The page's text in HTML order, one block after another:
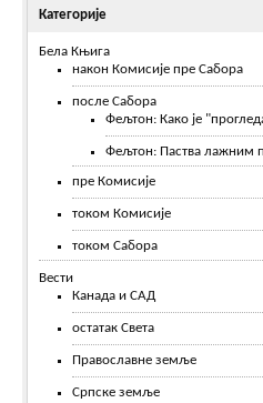
Категорије
Бела Књига
након Комисије пре Сабора
после Сабора
Фељтон: Како је
Фељтон: Паства лажним
пре Комисије
током Комисије
током Сабора
Вести
Канада и САД
остатак Света
Православне земље
Српске земље